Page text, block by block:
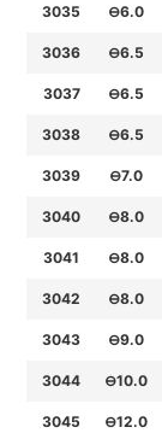
3035 ⊖6.0
3036 ⊖6.5
3037 ⊖6.5
3038 ⊖6.5
3039 ⊖7.0
3040 ⊖8.0
3041 ⊖8.0
3042 ⊖8.0
3043 ⊖9.0
3044 ⊖10.0
3045 ⊖12.0